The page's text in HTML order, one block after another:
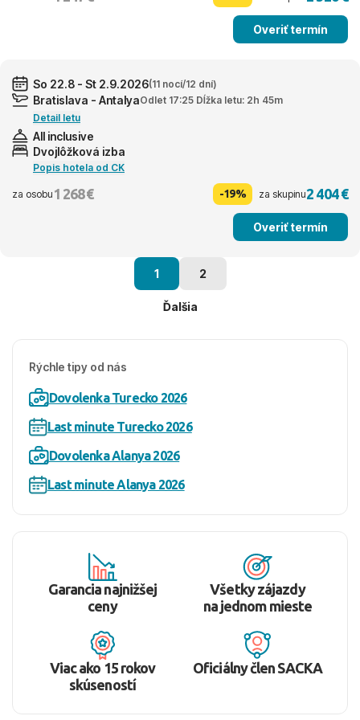
Overiť termín
So 22.8 - St 2.9.2026(11 nocí/12 dní)
Bratislava - AntalyaOdlet 17:25 Dĺžka letu: 2h 45m
Detail letu
All inclusive
Dvojlôžková izba
Popis hotela od CK
za osobu 1 268 € -19% za skupinu2 404 €
Overiť termín
1 2
Ďalšia
Rýchle tipy od nás
Dovolenka Turecko 2026
Last minute Turecko 2026
Dovolenka Alanya 2026
Last minute Alanya 2026
Garancia najnižšej
ceny
Všetky zájazdy
na jednom mieste
Viac ako 15 rokov
skúseností
Oficiálny člen SACKA